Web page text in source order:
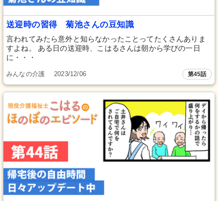
送迎時の習得 菊池さんの豆知識
言われてみたら意外と知らなかったことってたくさんありま
すよね。 ある日の送迎時、こはるさんは朝から学びの一日
に・・・
みんなの介護 2023/12/06 第45話